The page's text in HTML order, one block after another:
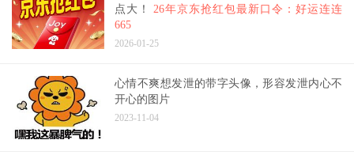
点大！ 26年京东抢红包最新口令：好运连连
665
2026-01-25
心情不爽想发泄的带字头像，形容发泄内心不
开心的图片
2023-11-04